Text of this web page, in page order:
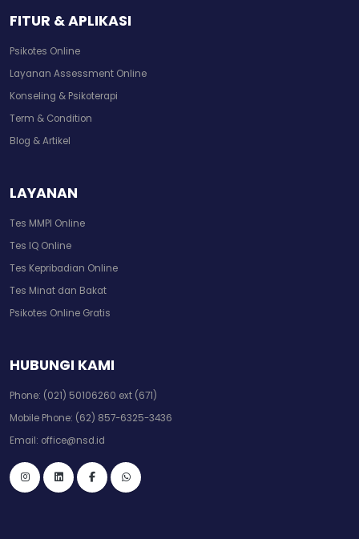
FITUR & APLIKASI
Psikotes Online
Layanan Assessment Online
Konseling & Psikoterapi
Term & Condition
Blog & Artikel
LAYANAN
Tes MMPI Online
Tes IQ Online
Tes Kepribadian Online
Tes Minat dan Bakat
Psikotes Online Gratis
HUBUNGI KAMI
Phone: (021) 50106260 ext (671)
Mobile Phone: (62) 857-6325-3436
Email: office@nsd.id